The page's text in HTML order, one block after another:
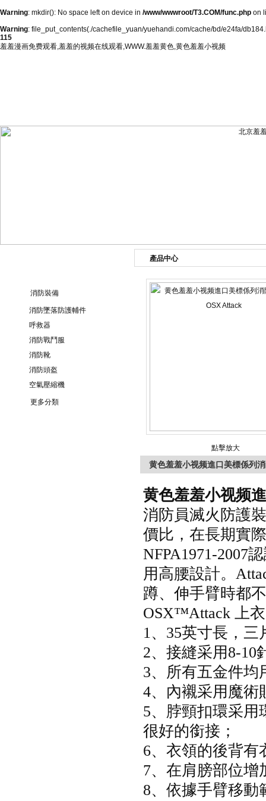
Warning: mkdir(): No space left on device in /www/wwwroot/T3.COM/func.php on
Warning: file_put_contents(./cachefile_yuan/yuehandi.com/cache/bd/e24fa/
115
羞羞漫画免费观看,羞羞的视频在线观看,WWW.羞羞黄色,黄色羞羞小视频
消防裝備
消防墜落防護輔件
呼救器
消防戰鬥服
消防靴
消防頭盔
空氣壓縮機
更多分類
產品中心
點擊放大
黄色羞羞小视频進口美標係列
黄色羞羞小视频
消防員滅火防護
價比，在長期實
NFPA1971-2007
用高腰設計。
蹲、伸手臂時都
OSX™Attack 上
1、35英寸長，
2、接縫采用8-10
3、所有五金件均
4、內襯采用魔術
5、脖頸扣環采用
很好的銜接；
6、衣領的後背有
7、在肩膀部位增
8、依據手臂移動